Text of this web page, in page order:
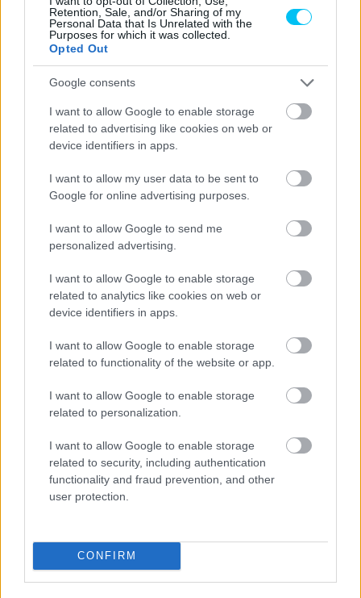
Retention, Sale, and/or Sharing of my
Personal Data that Is Unrelated with the
Purposes for which it was collected.
Opted Out
Google consents
I want to allow Google to enable storage
related to advertising like cookies on web or
device identifiers in apps.
I want to allow my user data to be sent to
Google for online advertising purposes.
I want to allow Google to send me
personalized advertising.
I want to allow Google to enable storage
related to analytics like cookies on web or
device identifiers in apps.
I want to allow Google to enable storage
related to functionality of the website or app.
I want to allow Google to enable storage
related to personalization.
I want to allow Google to enable storage
related to security, including authentication
functionality and fraud prevention, and other
user protection.
CONFIRM